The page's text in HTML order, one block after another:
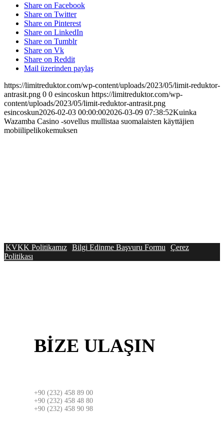
Share on Facebook
Share on Twitter
Share on Pinterest
Share on LinkedIn
Share on Tumblr
Share on Vk
Share on Reddit
Mail üzerinden paylaş
https://limitreduktor.com/wp-content/uploads/2023/05/limit-reduktor-
antrasit.png 0 0 esincoskun https://limitreduktor.com/wp-
content/uploads/2023/05/limit-reduktor-antrasit.png
esincoskun2026-02-03 00:00:002026-03-09 07:38:52Kuinka
Wazamba Casino -sovellus mullistaa suomalaisten käyttäjien
mobiilipelikokemuksen
KVKK Politikamız Bilgi Edinme Başvuru Formu
Çerez
Politikası
BİZE ULAŞIN
+90 (232) 458 89 00
+90 (232) 458 48 80
+90 (232) 458 90 98